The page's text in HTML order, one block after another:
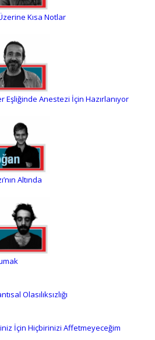
Kısa Notlar
Eşliğinde Anestezi İçin Hazırlanıyor
Altında
Olasılıksızlığı
İçin Hiçbirinizi Affetmeyeceğim